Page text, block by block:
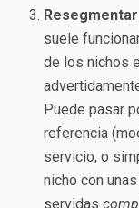
suele
de los nichos
Puede pasar
referencia
servicio, o
nicho con
servidas